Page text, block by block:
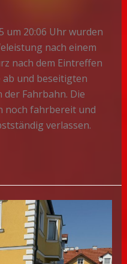
um 20:06 Uhr wurden
nach einem
nach dem Eintreffen
und beseitigten
der Fahrbahn. Die
noch fahrbereit und
verlassen.